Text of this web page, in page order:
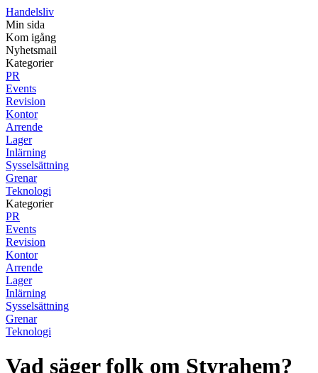
Handelsliv
Min sida
Kom igång
Nyhetsmail
Kategorier
PR
Events
Revision
Kontor
Arrende
Lager
Inlärning
Sysselsättning
Grenar
Teknologi
Kategorier
PR
Events
Revision
Kontor
Arrende
Lager
Inlärning
Sysselsättning
Grenar
Teknologi
Vad säger folk om Styrahem?